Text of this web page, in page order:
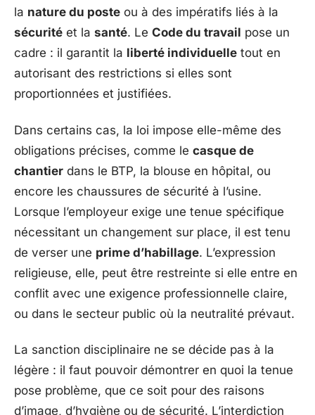
la nature du poste ou à des impératifs liés à la
sécurité et la santé. Le Code du travail pose un
cadre : il garantit la liberté individuelle tout en
autorisant des restrictions si elles sont
proportionnées et justifiées.
Dans certains cas, la loi impose elle-même des
obligations précises, comme le casque de
chantier dans le BTP, la blouse en hôpital, ou
encore les chaussures de sécurité à l’usine.
Lorsque l’employeur exige une tenue spécifique
nécessitant un changement sur place, il est tenu
de verser une prime d’habillage. L’expression
religieuse, elle, peut être restreinte si elle entre en
conflit avec une exigence professionnelle claire,
ou dans le secteur public où la neutralité prévaut.
La sanction disciplinaire ne se décide pas à la
légère : il faut pouvoir démontrer en quoi la tenue
pose problème, que ce soit pour des raisons
d’image, d’hygiène ou de sécurité. L’interdiction